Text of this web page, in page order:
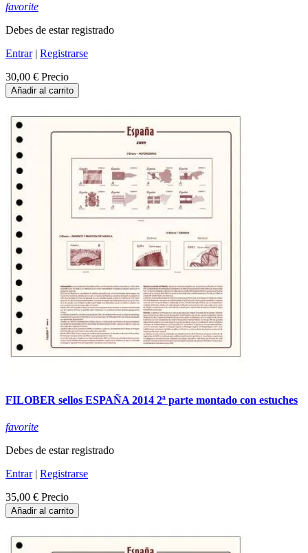
favorite
Debes de estar registrado
Entrar| Registrarse
30,00 € Precio
Añadir al carrito
FILOBER sellos ESPAÑA 2014 2ª parte montado con estuches
favorite
Debes de estar registrado
Entrar| Registrarse
35,00 € Precio
Añadir al carrito